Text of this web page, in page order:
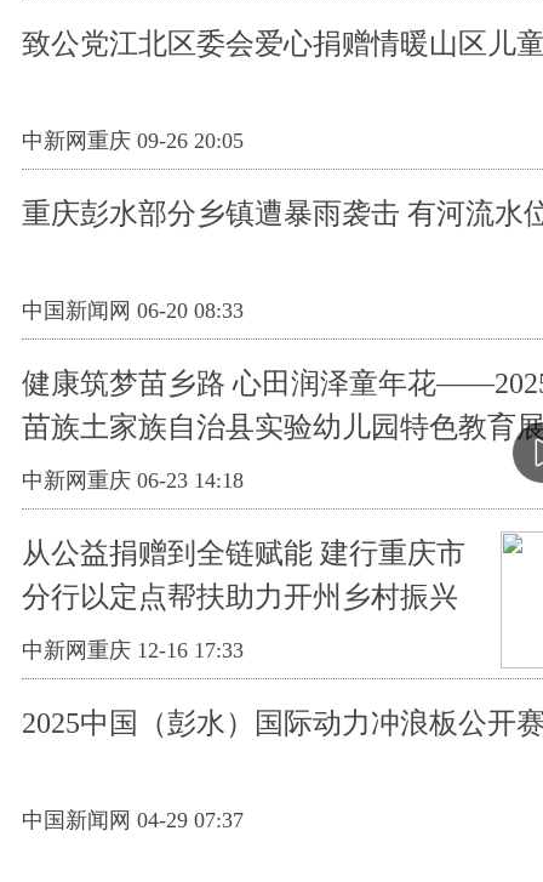
致公党江北区委会爱心捐赠情暖山区儿
中新网重庆 09-26 20:05
重庆彭水部分乡镇遭暴雨袭击 有河流水
中国新闻网 06-20 08:33
健康筑梦苗乡路 心田润泽童年花
苗族土家族自治县实验幼儿园特色教育
中新网重庆 06-23 14:18
从公益捐赠到全链赋能 建行重庆市
分行以定点帮扶助力开州乡村振兴
中新网重庆 12-16 17:33
2025中国（彭水）国际动力冲浪板公开
中国新闻网 04-29 07:37